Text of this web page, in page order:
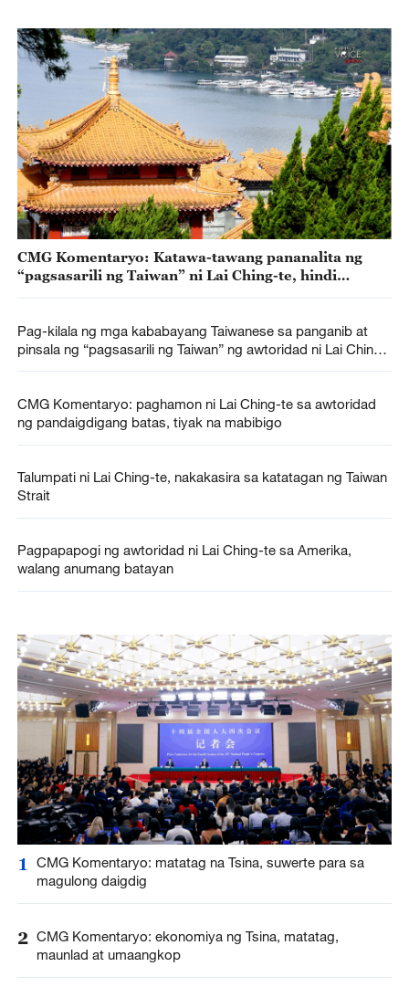
CMG Komentaryo: Katawa-tawang pananalita ng
“pagsasarili ng Taiwan” ni Lai Ching-te, hindi
Pag-kilala ng mga kababayang Taiwanese sa panganib at
pinsala ng “pagsasarili ng Taiwan” ng awtoridad ni Lai Ching-
CMG Komentaryo: paghamon ni Lai Ching-te sa awtoridad
ng pandaigdigang batas, tiyak na mabibigo
Talumpati ni Lai Ching-te, nakakasira sa katatagan ng Taiwan
Strait
Pagpapapogi ng awtoridad ni Lai Ching-te sa Amerika,
walang anumang batayan
1
CMG Komentaryo: matatag na Tsina, suwerte para sa
magulong daigdig
2 CMG Komentaryo: ekonomiya ng Tsina, matatag,
maunlad at umaangkop